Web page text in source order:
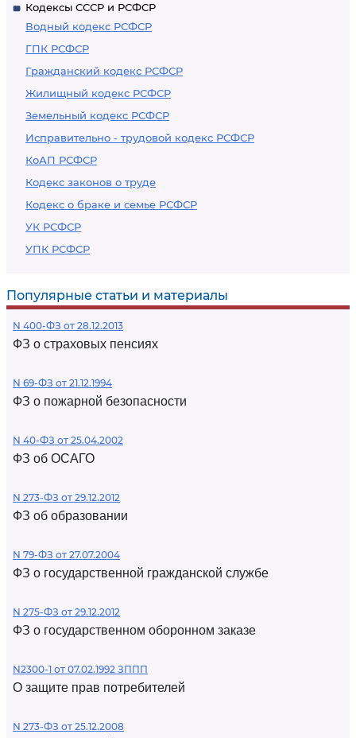
Кодексы СССР и РСФСР
Водный кодекс РСФСР
ГПК РСФСР
Гражданский кодекс РСФСР
Жилищный кодекс РСФСР
Земельный кодекс РСФСР
Исправительно - трудовой кодекс РСФСР
КоАП РСФСР
Кодекс законов о труде
Кодекс о браке и семье РСФСР
УК РСФСР
УПК РСФСР
Популярные статьи и материалы
N 400-ФЗ от 28.12.2013
ФЗ о страховых пенсиях
N 69-ФЗ от 21.12.1994
ФЗ о пожарной безопасности
N 40-ФЗ от 25.04.2002
ФЗ об ОСАГО
N 273-ФЗ от 29.12.2012
ФЗ об образовании
N 79-ФЗ от 27.07.2004
ФЗ о государственной гражданской службе
N 275-ФЗ от 29.12.2012
ФЗ о государственном оборонном заказе
N2300-1 от 07.02.1992 ЗППП
О защите прав потребителей
N 273-ФЗ от 25.12.2008